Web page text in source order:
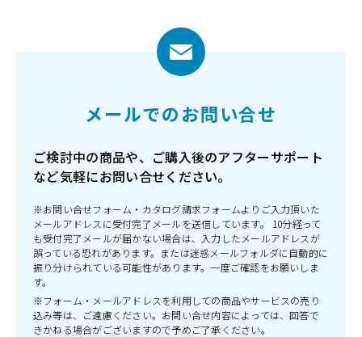
メールでのお問い合せ
ご検討中の商品や、ご購入後のアフターサポート
など気軽にお問い合せください。
※お問い合せフォーム・カタログ請求フォームよりご入力頂いた
メールアドレスに受付完了メールを送信しています。 10分経って
も受付完了メールが届かない場合は、入力したメールアドレスが
誤っている恐れがあります。または迷惑メールフォルダに自動的に
振り分けられている可能性があります。一度ご確認をお願いしま
す。
※フォーム・メールアドレスを利用しての商品やサービスの売り
込み等は、ご遠慮ください。お問い合せ内容によっては、回答で
きかねる場合がございますので予めご了承ください。